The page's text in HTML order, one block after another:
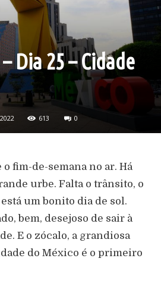
Dia 25 – Cidade
613 0
fim-de-semana no ar. Há
urbe. Falta o trânsito, o
um bonito dia de sol.
bem, desejoso de sair à
E o zócalo, a grandiosa
do México é o primeiro